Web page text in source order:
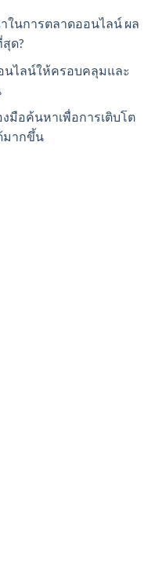
นการตลาดออนไลน์ ผล
ด?
นไลน์ให้ครอบคลุมและ
มือค้นหาเพื่อการเติบโต
มากขึ้น